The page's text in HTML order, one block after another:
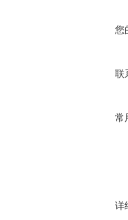
您
联
常
详